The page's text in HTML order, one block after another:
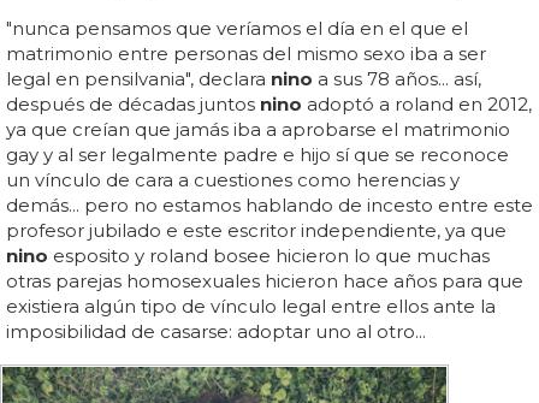
"nunca pensamos que veríamos el día en el que el
matrimonio entre personas del mismo sexo iba a ser
legal en pensilvania", declara nino a sus 78 años... así,
después de décadas juntos nino adoptó a roland en 2012,
ya que creían que jamás iba a aprobarse el matrimonio
gay y al ser legalmente padre e hijo sí que se reconoce
un vínculo de cara a cuestiones como herencias y
demás... pero no estamos hablando de incesto entre este
profesor jubilado e este escritor independiente, ya que
nino esposito y roland bosee hicieron lo que muchas
otras parejas homosexuales hicieron hace años para que
existiera algún tipo de vínculo legal entre ellos ante la
imposibilidad de casarse: adoptar uno al otro...